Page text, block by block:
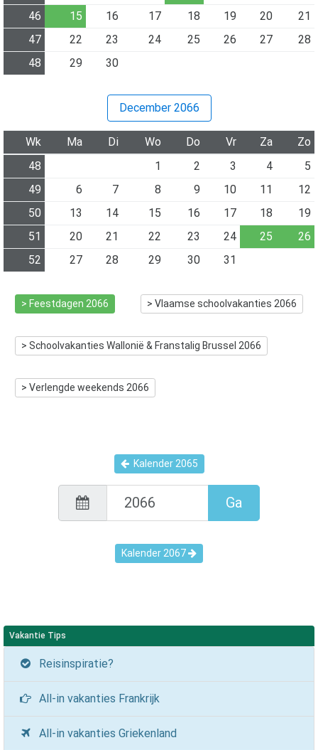
46
15 16 17 18 19 20
21
47
22 23 24 25 26 27
28
48
29 30
December 2066
Wk Ma Di Wo Do Vr Za
Zo
48
1 2 3 4
5
49
6 7 8 9 10 11
12
50
13 14 15 16 17 18
19
51
20 21 22 23 24 25
26
52
27 28 29 30 31
> Feestdagen 2066 > Vlaamse schoolvakanties 2066
> Schoolvakanties Wallonië & Franstalig Brussel 2066
> Verlengde weekends 2066
Kalender 2065
Ga
Kalender 2067
Vakantie Tips
Reisinspiratie?
All-in vakanties Frankrijk
All-in vakanties Griekenland